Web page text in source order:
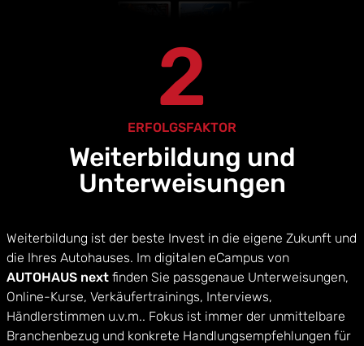
2
ERFOLGSFAKTOR
Weiterbildung und
Unterweisungen
Weiterbildung ist der beste Invest in die eigene Zukunft und
die Ihres Autohauses. Im digitalen eCampus von
AUTOHAUS next finden Sie passgenaue Unterweisungen,
Online-Kurse, Verkäufertrainings, Interviews,
Händlerstimmen u.v.m.. Fokus ist immer der unmittelbare
Branchenbezug und konkrete Handlungsempfehlungen für